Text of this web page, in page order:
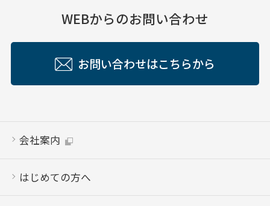
WEBからのお問い合わせ
お問い合わせはこちらから
会社案内
はじめての方へ